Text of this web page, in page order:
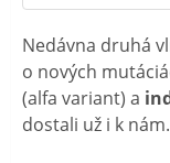
Nedávna druhá
o nových
(alfa variant) a
dostali už i k nám.